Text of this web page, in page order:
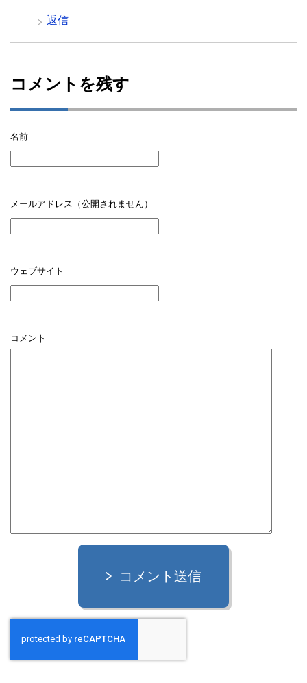
返信
コメントを残す
名前
メールアドレス（公開されません）
ウェブサイト
コメント
コメント送信